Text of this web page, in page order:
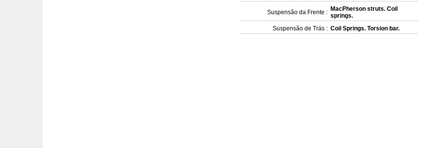
Suspensão da Frente : MacPherson struts. Coil
springs.
Suspensão de Trás : Coil Springs. Torsion bar.